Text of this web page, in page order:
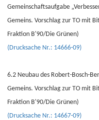
Gemeinschaftsaufgabe
Gemeins. Vorschlag zur TO mit
Fraktion B'90/Die Grünen)
(Drucksache Nr.: 14666-09)
6.2 Neubau des Robert-Bosch-
Gemeins. Vorschlag zur TO mit
Fraktion B'90/Die Grünen)
(Drucksache Nr.: 14667-09)